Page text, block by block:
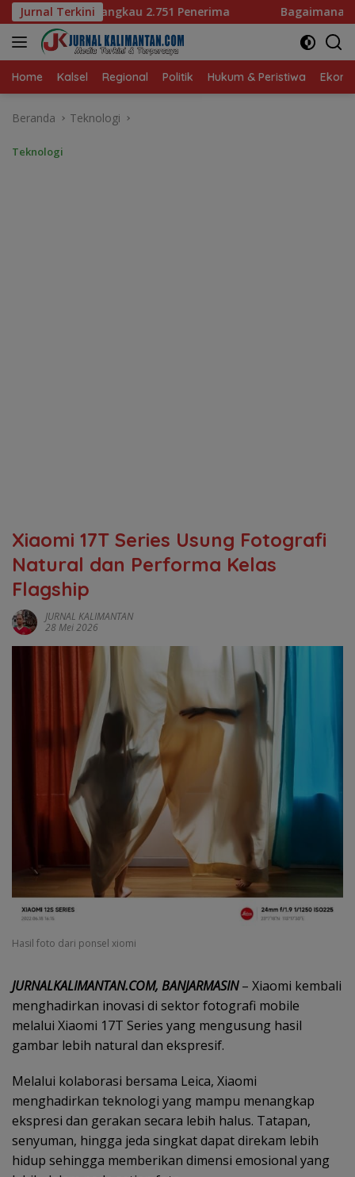
Langsung
ke
konten
Jurnal Terkini
Penerima Bagaimana KIP Hadapi Deepfake dan
Home Kalsel Regional Politik Hukum & Peristiwa
Beranda Teknologi
Teknologi
Xiaomi 17T Series Usung Fotografi
Natural dan Performa Kelas
Flagship
JURNAL KALIMANTAN
28 Mei 2026
Hasil foto dari ponsel xiomi
JURNALKALIMANTAN.COM, BANJARMASIN– Xiaomi kembali
menghadirkan inovasi di sektor fotografi mobile
melalui Xiaomi 17T Series yang mengusung hasil
gambar lebih natural dan ekspresif.
Melalui kolaborasi bersama Leica, Xiaomi
menghadirkan teknologi yang mampu menangkap
ekspresi dan gerakan secara lebih halus. Tatapan,
senyuman, hingga jeda singkat dapat direkam lebih
hidup sehingga memberikan dimensi emosional yang